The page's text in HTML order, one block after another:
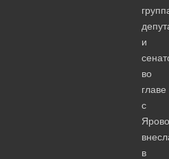
и
во
главе
с
в